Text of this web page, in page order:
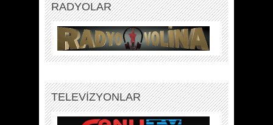
RADYOLAR
TELEVİZYONLAR